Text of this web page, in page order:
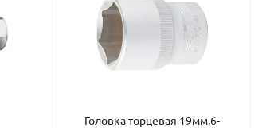
Головка торцевая 19мм,6-